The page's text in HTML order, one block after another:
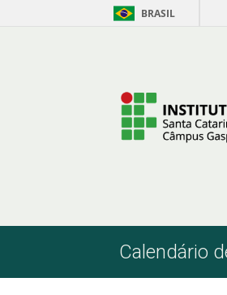
Pular para o Conteúdo BRASIL
Calendário